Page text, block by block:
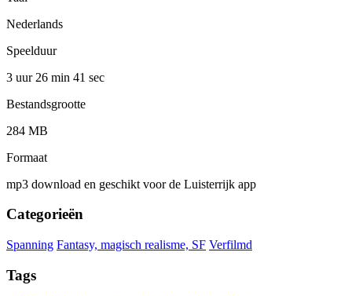
Nederlands
Speelduur
3 uur 26 min 41 sec
Bestandsgrootte
284 MB
Formaat
mp3 download en geschikt voor de Luisterrijk app
Categorieën
Spanning Fantasy, magisch realisme, SF Verfilmd
Tags